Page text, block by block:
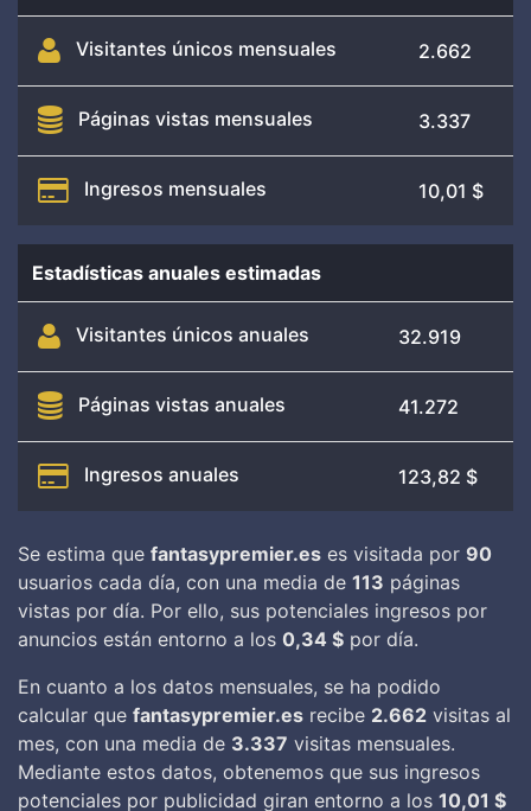
Visitantes únicos mensuales 2.662
Páginas vistas mensuales 3.337
Ingresos mensuales 10,01 $
Estadísticas anuales estimadas
Visitantes únicos anuales 32.919
Páginas vistas anuales 41.272
Ingresos anuales 123,82 $
Se estima que fantasypremier.es es visitada por 90
usuarios cada día, con una media de 113 páginas
vistas por día. Por ello, sus potenciales ingresos por
anuncios están entorno a los 0,34 $ por día.
En cuanto a los datos mensuales, se ha podido
calcular que fantasypremier.es recibe 2.662 visitas al
mes, con una media de 3.337 visitas mensuales.
Mediante estos datos, obtenemos que sus ingresos
potenciales por publicidad giran entorno a los 10,01 $